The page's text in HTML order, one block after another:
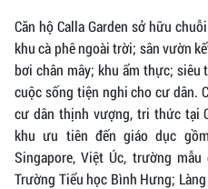
Căn hộ Calla Garden sở hữu
khu cà phê ngoài trời; sân vườn
bơi chân mây; khu ẩm thực; siêu
cuộc sống tiện nghi cho cư dân.
cư dân thịnh vượng, tri thức tại
khu ưu tiên đến giáo dục
Singapore, Việt Úc, trường
Trường Tiểu học Bình Hưng;